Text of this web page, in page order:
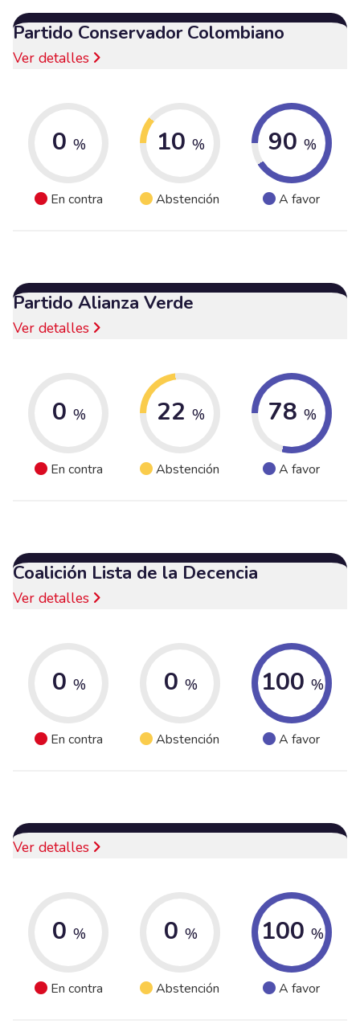
Partido Conservador Colombiano
Ver detalles
0 %
En contra
10 %
Abstención
90 %
A favor
Partido Alianza Verde
Ver detalles
0 %
En contra
22 %
Abstención
78 %
A favor
Coalición Lista de la Decencia
Ver detalles
0 %
En contra
0 %
Abstención
100 %
A favor
Ver detalles
0 %
En contra
0 %
Abstención
100 %
A favor